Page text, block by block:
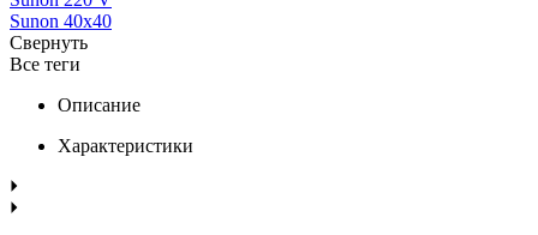
Sunon 40x40
Свернуть
Все теги
Описание
Характеристики